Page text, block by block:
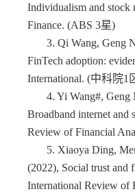
Individualism and stock
Finance. (ABS 3星)
3. Qi Wang, Geng
FinTech adoption:
International. (中科院1
4. Yi Wang#, Geng
Broadband internet and
Review of Financial
5. Xiaoya Ding,
(2022), Social trust and
International Review of